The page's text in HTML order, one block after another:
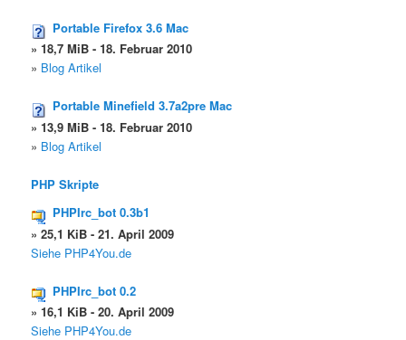
Portable Firefox 3.6 Mac
» 18,7 MiB - 18. Februar 2010
» Blog Artikel
Portable Minefield 3.7a2pre Mac
» 13,9 MiB - 18. Februar 2010
» Blog Artikel
PHP Skripte
PHPIrc_bot 0.3b1
» 25,1 KiB - 21. April 2009
Siehe PHP4You.de
PHPIrc_bot 0.2
» 16,1 KiB - 20. April 2009
Siehe PHP4You.de